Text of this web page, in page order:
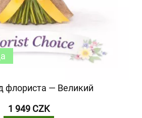
флориста — Великий
1 949 CZK